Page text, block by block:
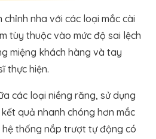
nha với các loại mắc cài
tùy thuộc vào mức độ sai lệch
miệng khách hàng và tay
thực hiện.
các loại niềng răng, sử dụng
quả nhanh chóng hơn mắc
thống nắp trượt tự động có